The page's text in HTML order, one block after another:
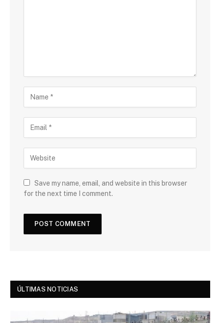
Save my name, email, and website in this browser
for the next time I comment.
ÚLTIMAS NOTICIAS